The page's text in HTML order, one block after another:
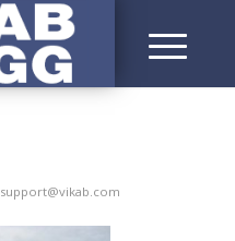
support@vikab.com